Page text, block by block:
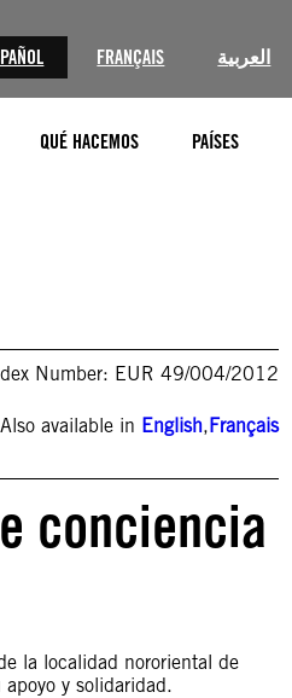
FRANÇAIS العربية
QUÉ HACEMOS PAÍSES
Number: EUR 49/004/2012
Also available in English,Français
conciencia
la localidad nororiental de
y solidaridad.